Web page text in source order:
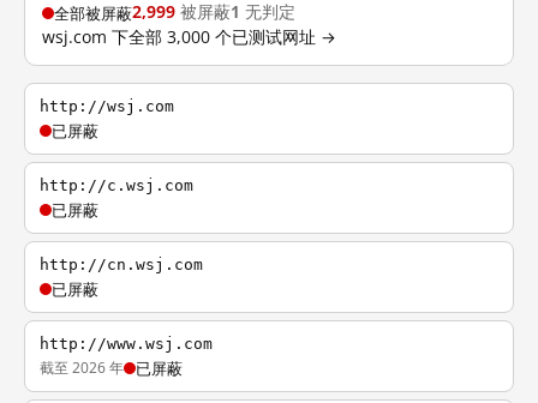
全部被屏蔽2,999 被屏蔽1 无判定
wsj.com 下全部 3,000 个已测试网址 →
http://wsj.com
已屏蔽
http://c.wsj.com
已屏蔽
http://cn.wsj.com
已屏蔽
http://www.wsj.com
截至 2026 年 已屏蔽